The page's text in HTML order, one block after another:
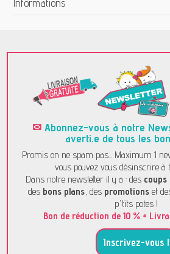
Informations
✉ Abonnez-vous à notre
averti.e de tous les
Promis on ne spam pas... Maximum 1
vous pouvez vous désinscrire à
Dans notre newsletter il y a : des
des bons plans, des promotions et
p'tits potes !
Bon de réduction de 10 % +
Inscrivez-vous !